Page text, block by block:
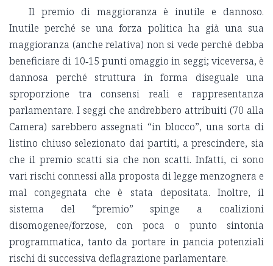
Il premio di maggioranza è inutile e dannoso.
Inutile perché se una forza politica ha già una sua
maggioranza (anche relativa) non si vede perché debba
beneficiare di 10‑15 punti omaggio in seggi; viceversa, è
dannosa perché struttura in forma diseguale una
sproporzione tra consensi reali e rappresentanza
parlamentare. I seggi che andrebbero attribuiti (70 alla
Camera) sarebbero assegnati “in blocco”, una sorta di
listino chiuso selezionato dai partiti, a prescindere, sia
che il premio scatti sia che non scatti. Infatti, ci sono
vari rischi connessi alla proposta di legge menzognera e
mal congegnata che è stata depositata. Inoltre, il
sistema del “premio” spinge a coalizioni
disomogenee/forzose, con poca o punto sintonia
programmatica, tanto da portare in pancia potenziali
rischi di successiva deflagrazione parlamentare.